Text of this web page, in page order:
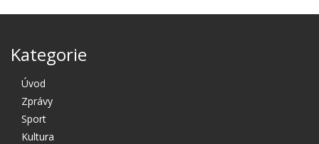
Kategorie
Úvod
Zprávy
Sport
Kultura